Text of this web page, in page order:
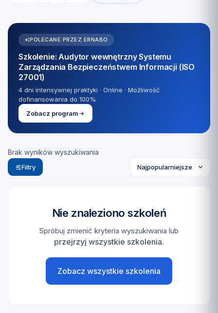
POLECANE PRZEZ ERNABO
Szkolenie: Audytor wewnętrzny Systemu
Zarządzania Bezpieczeństwem Informacji (ISO
27001)
4 dni intensywnej praktyki · Online · Możliwość
dofinansowania do 100%
Zobacz program
Brak wyników wyszukiwania
Filtry
Nie znaleziono szkoleń
Spróbuj zmienić kryteria wyszukiwania lub
przejrzyj wszystkie szkolenia.
Zobacz wszystkie szkolenia